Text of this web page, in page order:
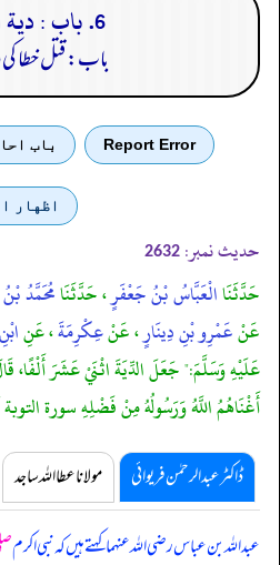
6. باب : دية الخطإ
باب: قتل خطا
Report Error باب
اظهار
حدیث نمبر: 2632
حَدَّثَنَاالْعَبَّاسُ بْنُ جَعْفَرٍ، حَدَّثَنَامُحَمَّدُ
عَنْعَمْرِو بْنِ دِينَارٍ، عَنْعِكْرِمَةَ، عَنِ
عَلَيْهِ وَسَلَّمَ:" جَعَلَ الدِّيَةَ اثْنَيْ عَشَرَ أَلْفًا،
أَغْنَاهُمُ اللَّهُ وَرَسُولُهُ مِنْ فَضْلِهِ سورة التوبة آية 74 قَالَ: بِأَخْذِهِمُ
ڈاکٹر عبدالرحمٰن فریوائی مولانا عطا اللہ ساجد
عبداللہ بن عباس رضی اللہ عنہما کہتے ہیں کہنبی اکرم